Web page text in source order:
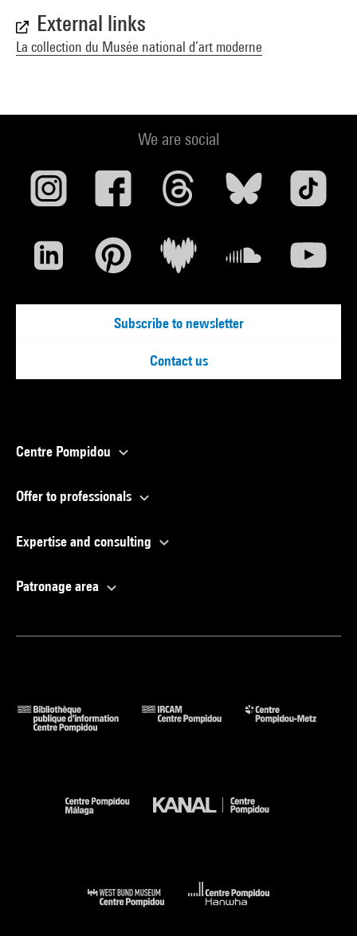
External links
La collection du Musée national d’art moderne
We are social
Subscribe to newsletter
Contact us
Centre Pompidou
Offer to professionals
Expertise and consulting
Patronage area